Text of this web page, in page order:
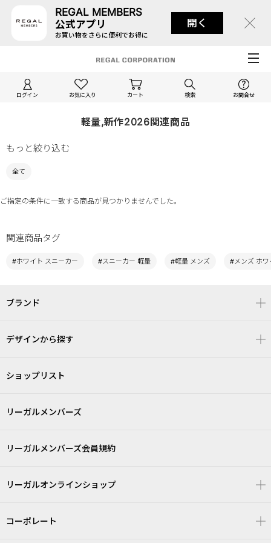
REGAL MEMBERS
公式アプリ
お買い物をさらに便利でお得に
開く
ログイン お気に入り カート 検索 お問合せ
軽量,新作2026関連商品
もっと絞り込む
全て
ご指定の条件に一致する商品が見つかりませんでした。
関連商品タグ
#ホワイト スニーカー #スニーカー 軽量 #軽量 メンズ #メンズ ホワ
ブランド
デザインから探す
ショップリスト
リーガルメンバーズ
リーガルメンバーズ会員規約
リーガルオンラインショップ
コーポレート